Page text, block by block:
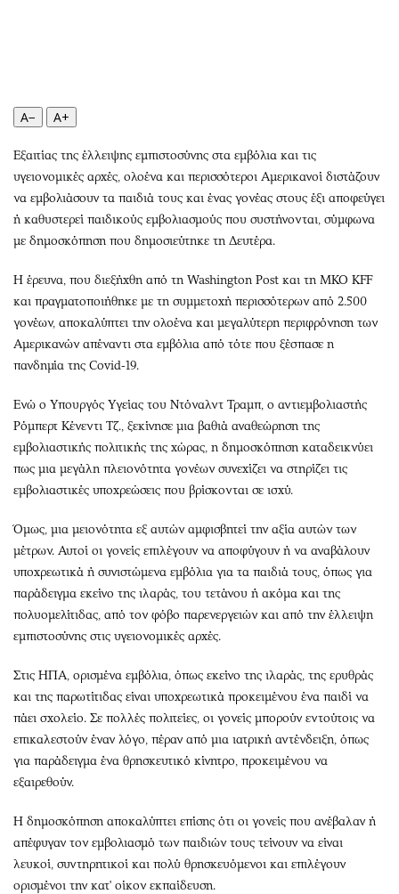
Πολιτισμός
Θέατρο-Χορός
Μουσική
Εικαστικά
Βιβλίο
Podcasts
Uncut
Προσφορές
Προσωπικότητες στην ''Κ''
A− A+
Εξαιτίας της έλλειψης εμπιστοσύνης στα εμβόλια και τις
υγειονομικές αρχές, ολοένα και περισσότεροι Αμερικανοί διστάζουν
να εμβολιάσουν τα παιδιά τους και ένας γονέας στους έξι αποφεύγει
ή καθυστερεί παιδικούς εμβολιασμούς που συστήνονται, σύμφωνα
με δημοσκόπηση που δημοσιεύτηκε τη Δευτέρα.
Η έρευνα, που διεξήχθη από τη Washington Post και τη ΜΚΟ KFF
και πραγματοποιήθηκε με τη συμμετοχή περισσότερων από 2.500
γονέων, αποκαλύπτει την ολοένα και μεγαλύτερη περιφρόνηση των
Αμερικανών απέναντι στα εμβόλια από τότε που ξέσπασε η
πανδημία της Covid-19.
Ενώ ο Υπουργός Υγείας του Ντόναλντ Τραμπ, ο αντιεμβολιαστής
Ρόμπερτ Κένεντι Τζ., ξεκίνησε μια βαθιά αναθεώρηση της
εμβολιαστικής πολιτικής της χώρας, η δημοσκόπηση καταδεικνύει
πως μια μεγάλη πλειονότητα γονέων συνεχίζει να στηρίζει τις
εμβολιαστικές υποχρεώσεις που βρίσκονται σε ισχύ.
Όμως, μια μειονότητα εξ αυτών αμφισβητεί την αξία αυτών των
μέτρων. Αυτοί οι γονείς επιλέγουν να αποφύγουν ή να αναβάλουν
υποχρεωτικά ή συνιστώμενα εμβόλια για τα παιδιά τους, όπως για
παράδειγμα εκείνο της ιλαράς, του τετάνου ή ακόμα και της
πολυομελίτιδας, από τον φόβο παρενεργειών και από την έλλειψη
εμπιστοσύνης στις υγειονομικές αρχές.
Στις ΗΠΑ, ορισμένα εμβόλια, όπως εκείνο της ιλαράς, της ερυθράς
και της παρωτίτιδας είναι υποχρεωτικά προκειμένου ένα παιδί να
πάει σχολείο. Σε πολλές πολιτείες, οι γονείς μπορούν εντούτοις να
επικαλεστούν έναν λόγο, πέραν από μια ιατρική αντένδειξη, όπως
για παράδειγμα ένα θρησκευτικό κίνητρο, προκειμένου να
εξαιρεθούν.
Η δημοσκόπηση αποκαλύπτει επίσης ότι οι γονείς που ανέβαλαν ή
απέφυγαν τον εμβολιασμό των παιδιών τους τείνουν να είναι
λευκοί, συντηρητικοί και πολύ θρησκευόμενοι και επιλέγουν
ορισμένοι την κατ' οίκον εκπαίδευση.